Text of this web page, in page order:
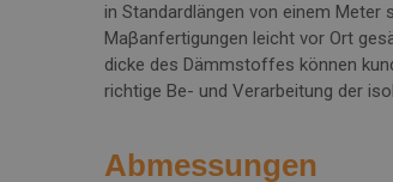
in Standardlängen von einem Meter
Maβanfertigungen leicht vor Ort
dicke des Dämmstoffes können
richtige Be- und Verarbeitung der
Abmessungen